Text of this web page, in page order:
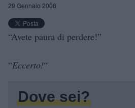
29 Gennaio 2008
“Avete paura di perdere!”
“Eccerto!“
Dove sei?